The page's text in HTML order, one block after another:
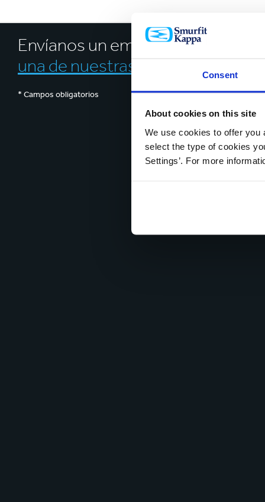
Consent
About cookies on this site
We use cookies to offer you
select the type of cookies
Settings’. For more
Envíanos un email ocontacta con
una de nuestras plantas
* Campos obligatorios